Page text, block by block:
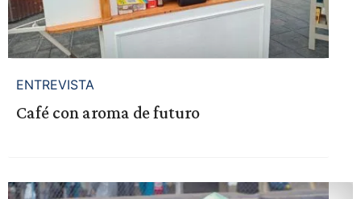
ENTREVISTA
Café con aroma de futuro